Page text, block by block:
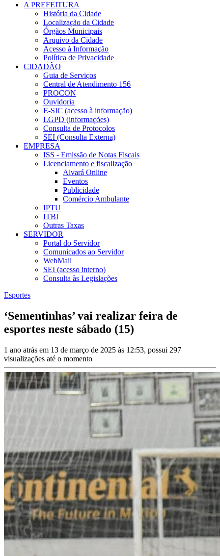
A PREFEITURA
História da Cidade
Localização da Cidade
Órgãos Municipais
Arquivo da Cidade
Acesso à Informação
Política de Privacidade
CIDADÃO
Guia de Serviços
Central de Atendimento 156
PROCON
Ouvidoria
E-SIC (acesso à informação)
LGPD (informações)
Consulta de Protocolos
SEI (Consulta Externa)
EMPRESA
ISS - Emissão de Notas Fiscais
Licenciamento e fiscalização
Alvará Online
Eventos
Publicidade
Comércio Ambulante
IPTU
ITBI
Outras Taxas
SERVIDOR
Portal do Servidor
Comunicados ao Servidor
WebMail
SEI (acesso interno)
Consulta às Legislações
Esportes
‘Sementinhas’ vai realizar feira de
esportes neste sábado (15)
1 ano atrás em 13 de março de 2025 às 12:53, possui 297
visualizações até o momento